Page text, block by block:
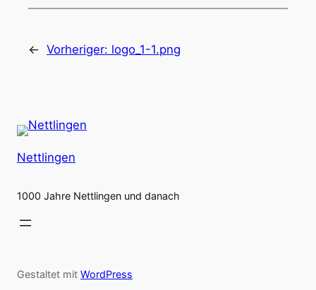
← Vorheriger: logo_1-1.png
Nettlingen
1000 Jahre Nettlingen und danach
Gestaltet mit WordPress